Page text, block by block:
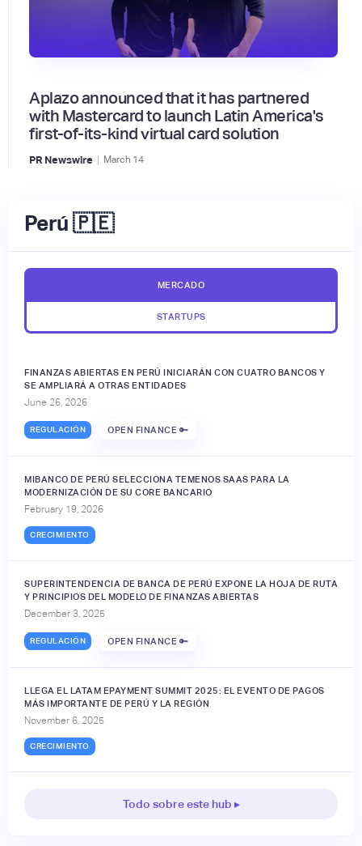
Aplazo announced that it has partnered
with Mastercard to launch Latin America's
first-of-its-kind virtual card solution
PR Newswire | March 14
Perú 🇵🇪
MERCADO
STARTUPS
FINANZAS ABIERTAS EN PERÚ INICIARÁN CON CUATRO BANCOS Y
SE AMPLIARÁ A OTRAS ENTIDADES
June 26, 2026
REGULACIÓN OPEN FINANCE 🔑
MIBANCO DE PERÚ SELECCIONA TEMENOS SAAS PARA LA
MODERNIZACIÓN DE SU CORE BANCARIO
February 19, 2026
CRECIMIENTO
SUPERINTENDENCIA DE BANCA DE PERÚ EXPONE LA HOJA DE RUTA
Y PRINCIPIOS DEL MODELO DE FINANZAS ABIERTAS
December 3, 2025
REGULACIÓN OPEN FINANCE 🔑
LLEGA EL LATAM EPAYMENT SUMMIT 2025: EL EVENTO DE PAGOS
MÁS IMPORTANTE DE PERÚ Y LA REGIÓN
November 6, 2025
CRECIMIENTO
Todo sobre este hub ▸